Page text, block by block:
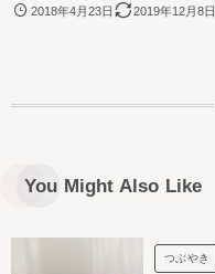
2018年4月23日 2019年12月8日
You Might Also Like
つぶやき